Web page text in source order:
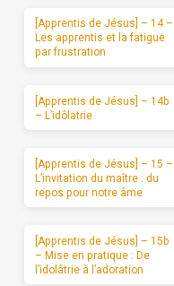
[Apprentis de Jésus] – 14 –
Les apprentis et la fatigue
par frustration
[Apprentis de Jésus] – 14b
– L’idôlatrie
[Apprentis de Jésus] – 15 –
L’invitation du maître : du
repos pour notre âme
[Apprentis de Jésus] – 15b
– Mise en pratique : De
l’idolâtrie à l’adoration